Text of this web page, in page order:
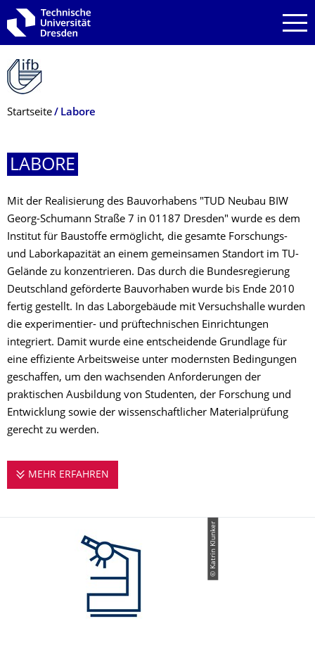
Zur Hauptnavigation springen
Zur Suche springen
Zum Inhalt springen
Breadcrumb-Menü
Startseite Labore
LABORE
Mit der Realisierung des Bauvorhabens "TUD Neubau BIW
Georg-Schumann Straße 7 in 01187 Dresden" wurde es dem
Institut für Baustoffe ermöglicht, die gesamte Forschungs-
und Laborkapazität an einem gemeinsamen Standort im TU-
Gelände zu konzentrieren. Das durch die Bundesregierung
Deutschland geförderte Bauvorhaben wurde bis Ende 2010
fertig gestellt. In das Laborgebäude mit Versuchshalle wurden
die experimentier- und prüftechnischen Einrichtungen
integriert. Damit wurde eine entscheidende Grundlage für
eine effiziente Arbeitsweise unter modernsten Bedingungen
geschaffen, um den wachsenden Anforderungen der
praktischen Ausbildung von Studenten, der Forschung und
Entwicklung sowie der wissenschaftlicher Materialprüfung
gerecht zu werden.
MEHR ERFAHREN
© Katrin Klunker